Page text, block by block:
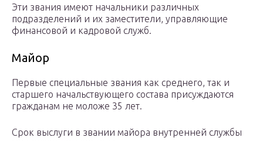
Эти звания имеют начальники различных
подразделений и их заместители, управляющие
финансовой и кадровой служб.
Майор
Первые специальные звания как среднего, так и
старшего начальствующего состава присуждаются
гражданам не моложе 35 лет.
Срок выслуги в звании майора внутренней службы